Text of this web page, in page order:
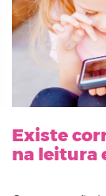
Existe
na leitura